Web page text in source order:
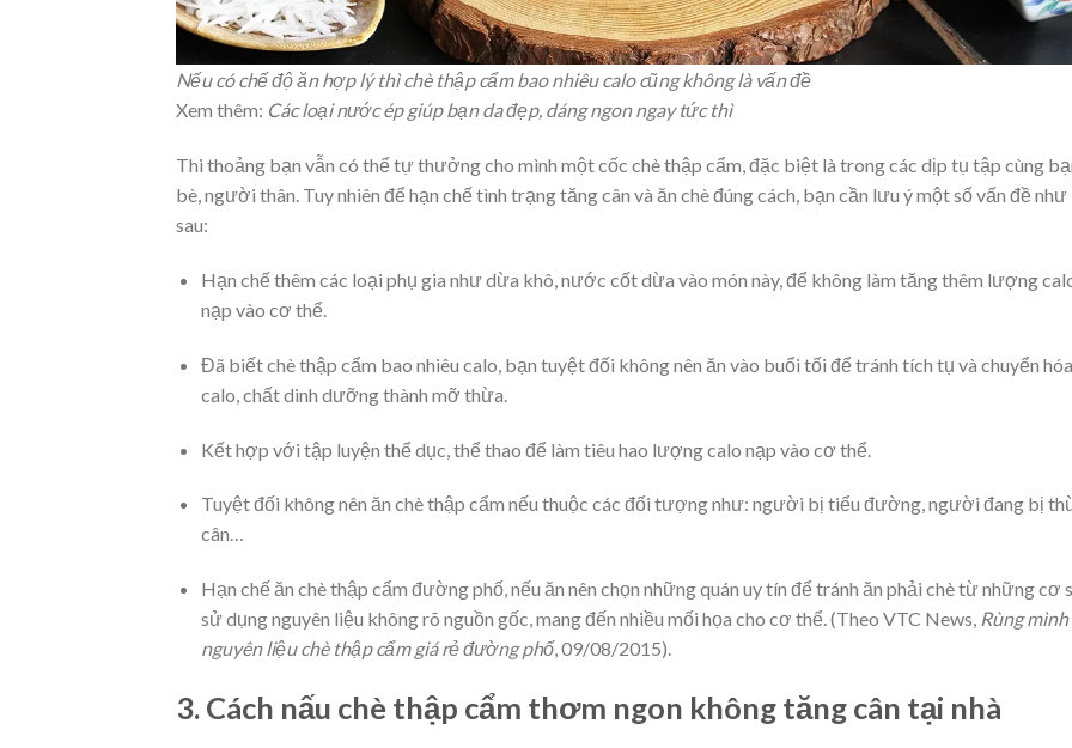
Nếu có chế độ ăn hợp lý thì chè thập cẩm bao nhiêu calo cũng không là vấn đề
Xem thêm: Các loại nước ép giúp bạn da đẹp, dáng ngon ngay tức thì
Thi thoảng bạn vẫn có thể tự thưởng cho mình một cốc chè thập cẩm, đặc biệt là trong các dịp tụ tập cùng
bè, người thân. Tuy nhiên để hạn chế tình trạng tăng cân và ăn chè đúng cách, bạn cần lưu ý một số vấn đề như
sau:
Hạn chế thêm các loại phụ gia như dừa khô, nước cốt dừa vào món này, để không làm tăng thêm lượng
nạp vào cơ thể.
Đã biết chè thập cẩm bao nhiêu calo, bạn tuyệt đối không nên ăn vào buổi tối để tránh tích tụ và chuyển hóa
calo, chất dinh dưỡng thành mỡ thừa.
Kết hợp với tập luyện thể dục, thể thao để làm tiêu hao lượng calo nạp vào cơ thể.
Tuyệt đối không nên ăn chè thập cẩm nếu thuộc các đối tượng như: người bị tiểu đường, người đang bị
cân…
Hạn chế ăn chè thập cẩm đường phố, nếu ăn nên chọn những quán uy tín để tránh ăn phải chè từ những cơ
sử dụng nguyên liệu không rõ nguồn gốc, mang đến nhiều mối họa cho cơ thể. (Theo VTC News, Rùng mình
nguyên liệu chè thập cẩm giá rẻ đường phố, 09/08/2015).
3. Cách nấu chè thập cẩm thơm ngon không tăng cân tại nhà